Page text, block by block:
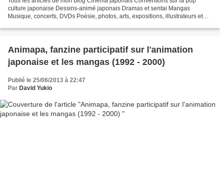
culture japonaise Dessins-animé japonais Dramas et sentai Mangas
Musique, concerts, DVDs Poésie, photos, arts, expositions, illustrateurs et
Animapa, fanzine participatif sur l'animation
japonaise et les mangas (1992 - 2000)
Publié le 25/06/2013 à 22:47
Par David Yukio